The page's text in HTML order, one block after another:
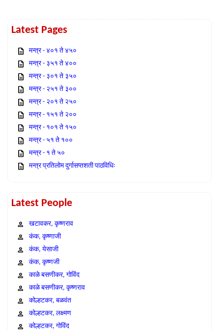
Latest Pages
मन्त्र - ४०१ ते ४५०
मन्त्र - ३५१ ते ४००
मन्त्र - ३०१ ते ३५०
मन्त्र - २५१ ते ३००
मन्त्र - २०१ ते २५०
मन्त्र - १५१ ते २००
मन्त्र - १०१ ते १५०
मन्त्र - ५१ ते १००
मन्त्र - १ ते ५०
मन्त्र प्रतिलोम दुर्गासप्तशती पाठविधिः
Latest People
खटावकर, कृष्णराव
कंक, कृष्णाजी
कंक, येसाजी
कंक, कृष्णजी
काळे बसणीकर, गोविंद
काळे बसणीकर, कृष्णराव
कोल्हटकर, बळवंत
कोल्हटकर, लक्ष्मण
कोल्हटकर, गोविंद